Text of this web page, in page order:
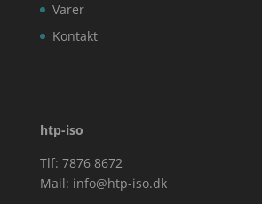
Varer
Kontakt
htp-iso
Tlf: 7876 8672
Mail: info@htp-iso.dk